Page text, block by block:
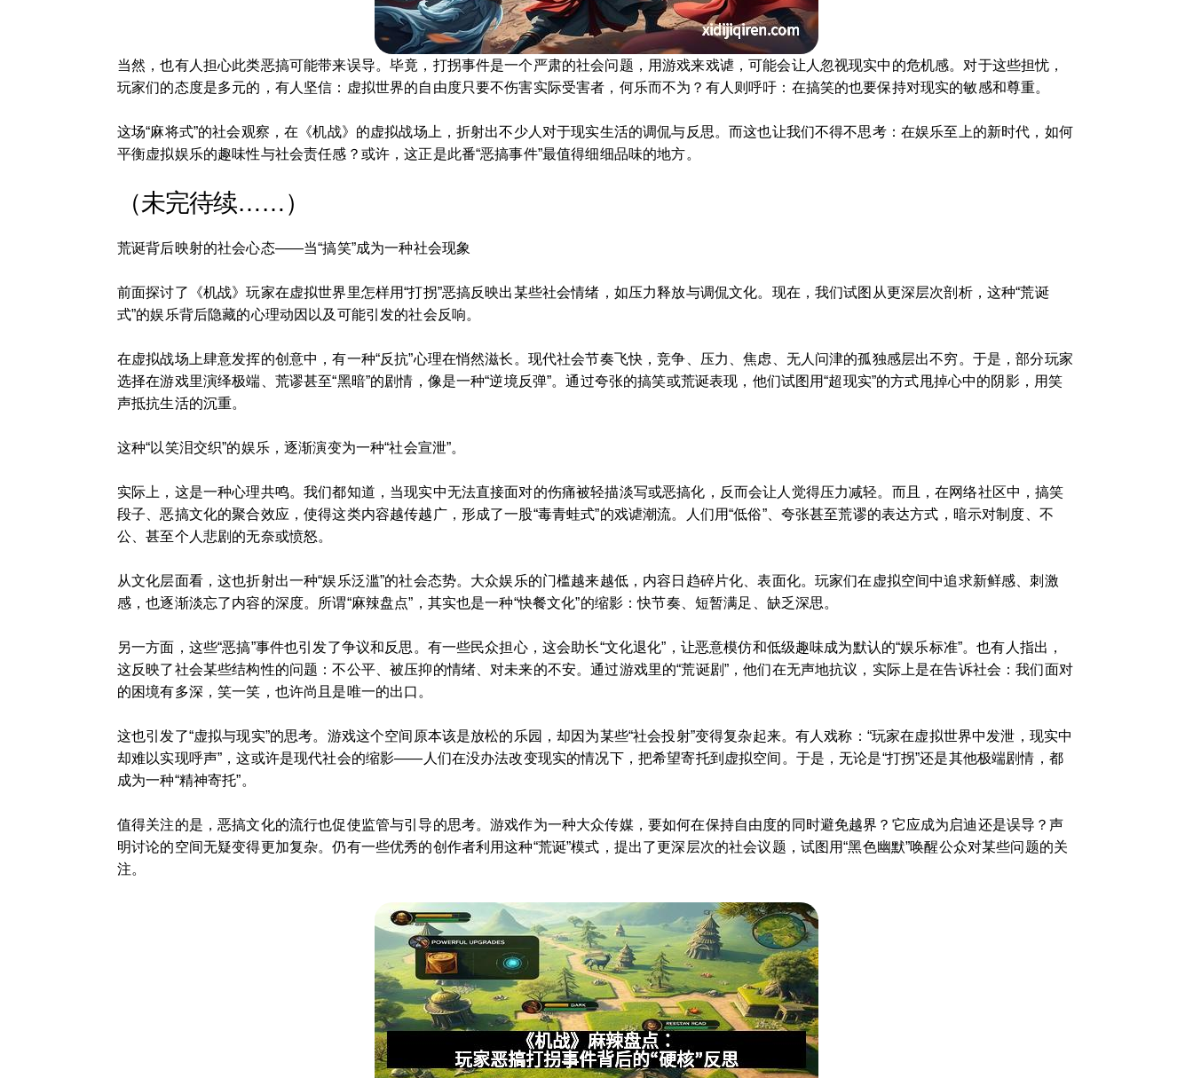
当然，也有人担心此类恶搞可能带来误导。毕竟，打拐事件是一个严肃的社会问题，用游戏来戏谑，可能会让人忽视现实中的危机感。对于这些担忧，
玩家们的态度是多元的，有人坚信：虚拟世界的自由度只要不伤害实际受害者，何乐而不为？有人则呼吁：在搞笑的也要保持对现实的敏感和尊重。
这场“麻将式”的社会观察，在《机战》的虚拟战场上，折射出不少人对于现实生活的调侃与反思。而这也让我们不得不思考：在娱乐至上的新时代，如何
平衡虚拟娱乐的趣味性与社会责任感？或许，这正是此番“恶搞事件”最值得细细品味的地方。
（未完待续……）
荒诞背后映射的社会心态——当“搞笑”成为一种社会现象
前面探讨了《机战》玩家在虚拟世界里怎样用“打拐”恶搞反映出某些社会情绪，如压力释放与调侃文化。现在，我们试图从更深层次剖析，这种“荒诞
式”的娱乐背后隐藏的心理动因以及可能引发的社会反响。
在虚拟战场上肆意发挥的创意中，有一种“反抗”心理在悄然滋长。现代社会节奏飞快，竞争、压力、焦虑、无人问津的孤独感层出不穷。于是，部分玩家
选择在游戏里演绎极端、荒谬甚至“黑暗”的剧情，像是一种“逆境反弹”。通过夸张的搞笑或荒诞表现，他们试图用“超现实”的方式甩掉心中的阴影，用笑
声抵抗生活的沉重。
这种“以笑泪交织”的娱乐，逐渐演变为一种“社会宣泄”。
实际上，这是一种心理共鸣。我们都知道，当现实中无法直接面对的伤痛被轻描淡写或恶搞化，反而会让人觉得压力减轻。而且，在网络社区中，搞笑
段子、恶搞文化的聚合效应，使得这类内容越传越广，形成了一股“毒青蛙式”的戏谑潮流。人们用“低俗”、夸张甚至荒谬的表达方式，暗示对制度、不
公、甚至个人悲剧的无奈或愤怒。
从文化层面看，这也折射出一种“娱乐泛滥”的社会态势。大众娱乐的门槛越来越低，内容日趋碎片化、表面化。玩家们在虚拟空间中追求新鲜感、刺激
感，也逐渐淡忘了内容的深度。所谓“麻辣盘点”，其实也是一种“快餐文化”的缩影：快节奏、短暂满足、缺乏深思。
另一方面，这些“恶搞”事件也引发了争议和反思。有一些民众担心，这会助长“文化退化”，让恶意模仿和低级趣味成为默认的“娱乐标准”。也有人指出，
这反映了社会某些结构性的问题：不公平、被压抑的情绪、对未来的不安。通过游戏里的“荒诞剧”，他们在无声地抗议，实际上是在告诉社会：我们面对
的困境有多深，笑一笑，也许尚且是唯一的出口。
这也引发了“虚拟与现实”的思考。游戏这个空间原本该是放松的乐园，却因为某些“社会投射”变得复杂起来。有人戏称：“玩家在虚拟世界中发泄，现实中
却难以实现呼声”，这或许是现代社会的缩影——人们在没办法改变现实的情况下，把希望寄托到虚拟空间。于是，无论是“打拐”还是其他极端剧情，都
成为一种“精神寄托”。
值得关注的是，恶搞文化的流行也促使监管与引导的思考。游戏作为一种大众传媒，要如何在保持自由度的同时避免越界？它应成为启迪还是误导？声
明讨论的空间无疑变得更加复杂。仍有一些优秀的创作者利用这种“荒诞”模式，提出了更深层次的社会议题，试图用“黑色幽默”唤醒公众对某些问题的关
注。